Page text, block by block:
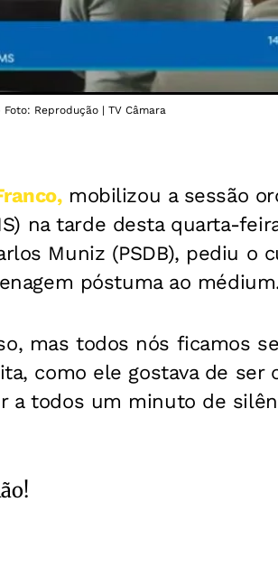
Reprodução | TV Câmara
mobilizou a sessão
na tarde desta quarta-
Muniz (PSDB), pediu o
póstuma ao
mas todos nós ficamos
como ele gostava de ser
a todos um minuto de